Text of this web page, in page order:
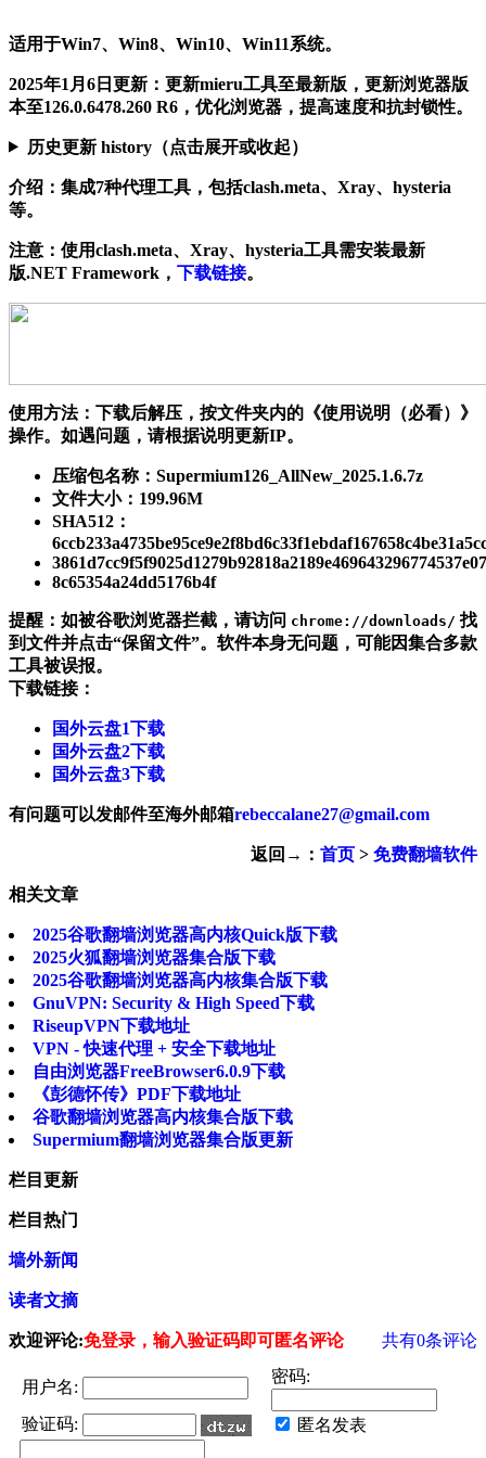
适用于Win7、Win8、Win10、Win11系统。
2025年1月6日更新 ：更新mieru工具至最新版，更新浏览器版
本至126.0.6478.260 R6，优化浏览器，提高速度和抗封锁性。
历史更新 history（点击展开或收起）
介绍 ：集成7种代理工具，包括clash.meta、Xray、hysteria
等。
注意 ：使用clash.meta、Xray、hysteria工具需安装最新
版.NET Framework， 下载链接。
使用方法：下载后解压，按文件夹内的《使用说明（必看）》
操作。如遇问题，请根据说明更新IP。
压缩包名称：Supermium126_AllNew_2025.1.6.7z
文件大小：199.96M
SHA512：
8c65354a24dd5176b4f
提醒 ：如被谷歌浏览器拦截，请访问 chrome://downloads/ 找
到文件并点击“保留文件”。软件本身无问题，可能因集合多款
工具被误报。
下载链接：
国外云盘1下载
国外云盘2下载
国外云盘3下载
有问题可以发邮件至海外邮箱rebeccalane27@gmail.com
返回→： 首页 > 免费翻墙软件
相关文章
2025谷歌翻墙浏览器高内核Quick版下载
2025火狐翻墙浏览器集合版下载
2025谷歌翻墙浏览器高内核集合版下载
GnuVPN: Security & High Speed下载
RiseupVPN下载地址
VPN - 快速代理 + 安全下载地址
自由浏览器FreeBrowser6.0.9下载
《彭德怀传》PDF下载地址
谷歌翻墙浏览器高内核集合版下载
Supermium翻墙浏览器集合版更新
栏目更新
栏目热门
墙外新闻
读者文摘
欢迎评论:免登录，输入验证码即可匿名评论 共有0条评论
用户名:
密码:
验证码: 匿名发表